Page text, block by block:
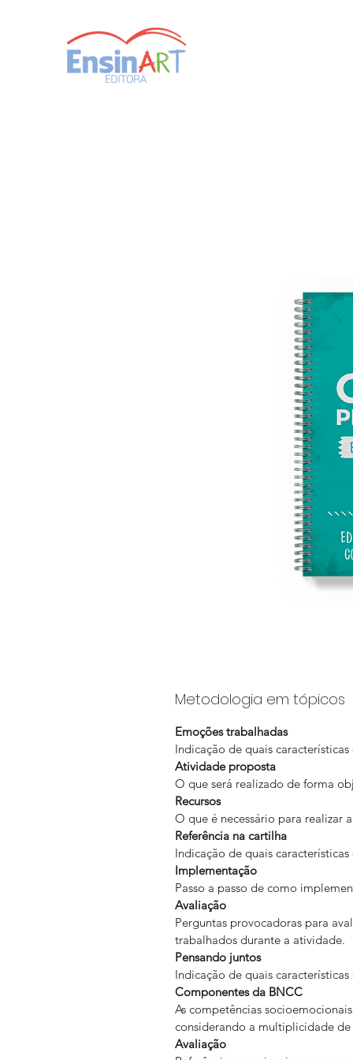
Metodologia em tópicos
Emoções trabalhadas
Indicação de quais
Atividade proposta
O que será realizado de forma
Recursos
O que é necessário para realizar
Referência na cartilha
Indicação de quais
Implementação
Passo a passo de como
Avaliação
Perguntas provocadoras para
trabalhados durante a atividade.
Pensando juntos
Indicação de quais
Componentes da BNCC
As competências
considerando a multiplicidade de
Avaliação